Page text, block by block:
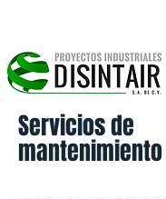
Servicios de